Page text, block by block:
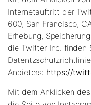
Internetauftritt der
600, San Francisco,
Erhebung,
die Twitter Inc. finden
Anbieters: https://
Mit dem Anklicken